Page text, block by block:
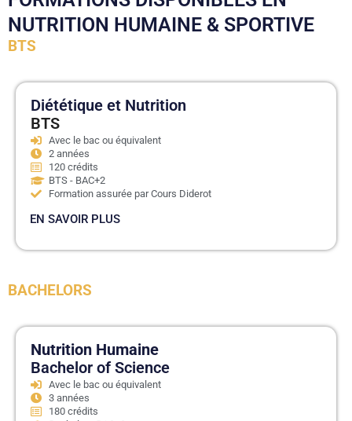
NUTRITION HUMAINE & SPORTIVE
BTS
Diététique et Nutrition
BTS
Avec le bac ou équivalent
2 années
120 crédits
BTS - BAC+2
Formation assurée par Cours Diderot
EN SAVOIR PLUS
BACHELORS
Nutrition Humaine
Bachelor of Science
Avec le bac ou équivalent
3 années
180 crédits